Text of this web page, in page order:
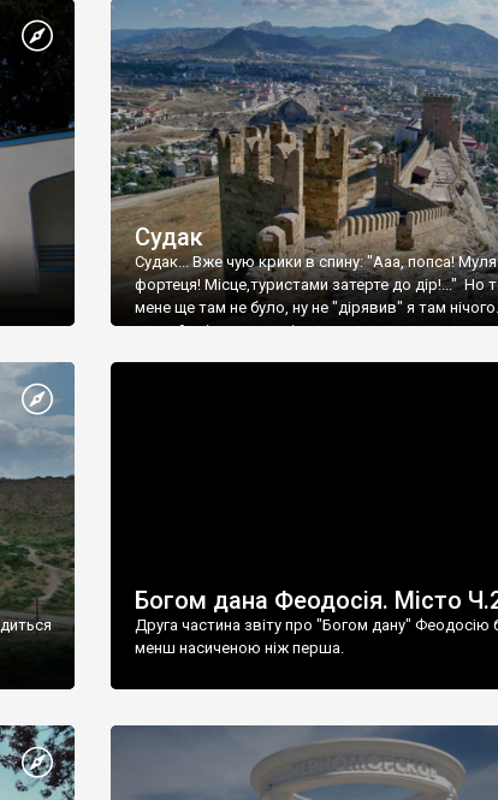
Судак
Судак... Вже чую крики в спину: "Ааа, попса!
фортеця! Місце,туристами затерте до дір!..." Но
мене ще там не було, ну не "дірявив" я там
принаймні до цього літа.
Богом дана Феодосія. Місто
Друга частина звіту про "Богом дану" Феодосію
менш насиченою ніж перша.